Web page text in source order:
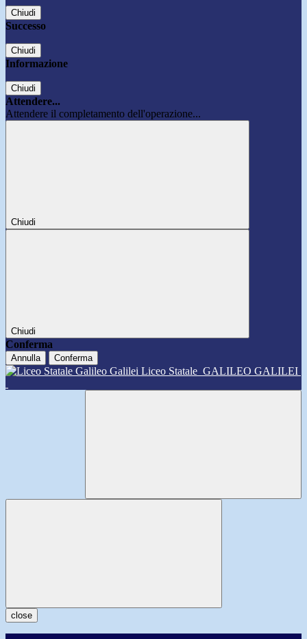
Chiudi
Successo
Chiudi
Informazione
Chiudi
Attendere...
Attendere il completamento dell'operazione...
Chiudi
Chiudi
Conferma
Annulla Conferma
Liceo Statale GALILEO GALILEI
close